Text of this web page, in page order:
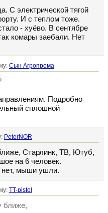
С электрической тягой
И с теплом тоже.
- хуёво. В сентябре
комары заебали. Нет
Сын Агропрома
Подробно
сплошной
PeterNOR
Старлинк, ТВ, Ютуб,
на 6 человек.
нет, мыши ушли.
TT-pistol
ближе,